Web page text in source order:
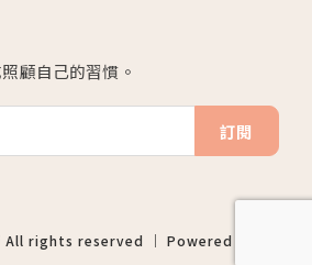
顧自己的習慣。
訂閱
All rights reserved ｜ Powered by